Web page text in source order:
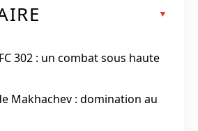
302 : un combat sous haute
Makhachev : domination au